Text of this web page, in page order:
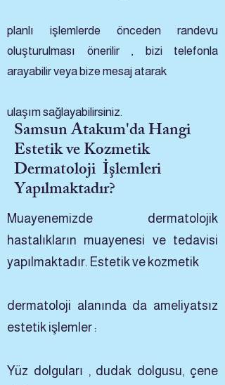
planlı işlemlerde önceden randevu
oluşturulması önerilir , bizi telefonla
arayabilir veya bize mesaj atarak
ulaşım sağlayabilirsiniz.
Samsun Atakum'da Hangi
Estetik ve Kozmetik
Dermatoloji İşlemleri
Yapılmaktadır?
Muayenemizde dermatolojik
hastalıkların muayenesi ve tedavisi
yapılmaktadır. Estetik ve kozmetik
dermatoloji alanında da ameliyatsız
estetik işlemler :
Yüz dolguları , dudak dolgusu, çene